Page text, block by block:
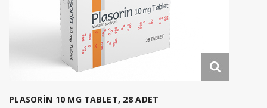
PLASORİN 10 MG TABLET, 28 ADET